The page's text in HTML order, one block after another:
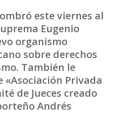
este viernes al
Eugenio
organismo
sobre derechos
También le
«Asociación Privada
de Jueces creado
Andrés